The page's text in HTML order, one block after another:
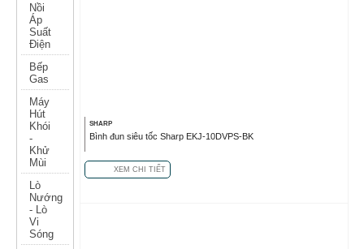
Nồi
Áp
Suất
Điện
Bếp
Gas
Máy
Hút
Khói
-
Khử
Mùi
Lò
Nướng
- Lò
Vi
Sóng
SHARP
Bình đun siêu tốc Sharp EKJ-10DVPS-BK
XEM CHI TIẾT